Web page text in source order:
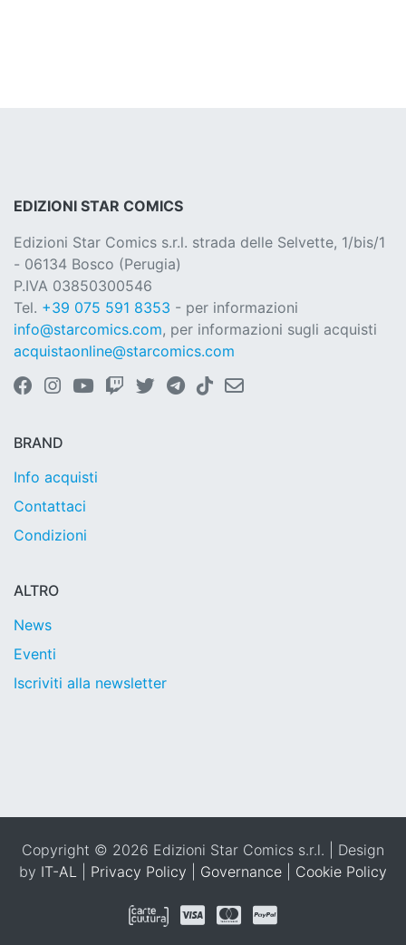
EDIZIONI STAR COMICS
Edizioni Star Comics s.r.l. strada delle Selvette, 1/bis/1
- 06134 Bosco (Perugia)
P.IVA 03850300546
Tel. +39 075 591 8353 - per informazioni
info@starcomics.com, per informazioni sugli acquisti
acquistaonline@starcomics.com
BRAND
Info acquisti
Contattaci
Condizioni
ALTRO
News
Eventi
Iscriviti alla newsletter
Copyright © 2026 Edizioni Star Comics s.r.l. | Design
by IT-AL Privacy Policy Governance Cookie Policy